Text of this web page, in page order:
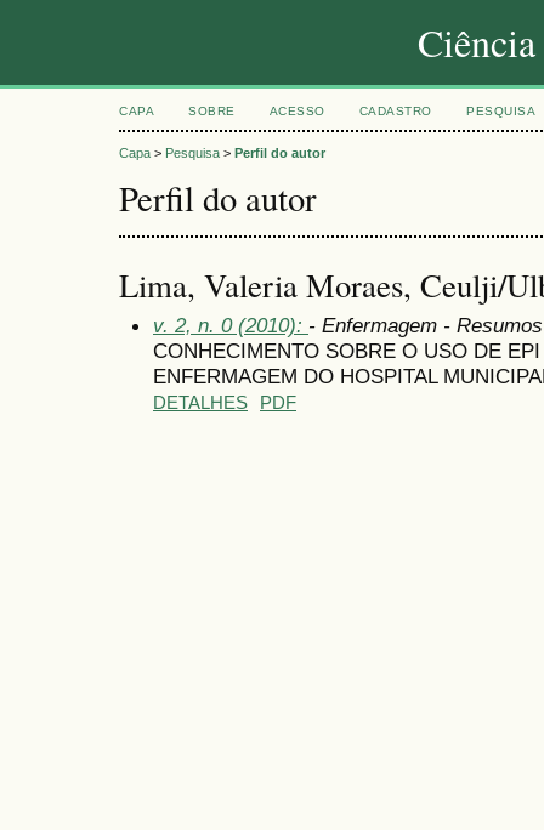
CAPA SOBRE ACESSO CADASTRO PESQUISA
Capa > Pesquisa > Perfil do autor
Perfil do autor
Lima, Valeria Moraes, Ceulji/
v. 2, n. 0 (2010): - Enfermagem - Resumos
CONHECIMENTO SOBRE O USO DE
ENFERMAGEM DO HOSPITAL
DETALHES PDF